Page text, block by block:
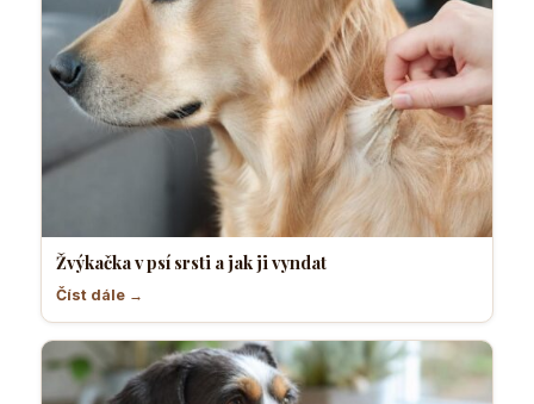
Žvýkačka v psí srsti a jak ji vyndat
Číst dále →